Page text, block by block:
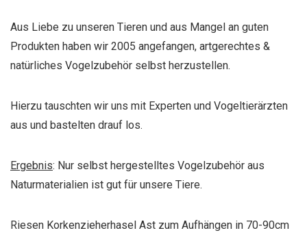
Aus Liebe zu unseren Tieren und aus Mangel an guten
Produkten haben wir 2005 angefangen, artgerechtes &
natürliches Vogelzubehör selbst herzustellen.
Hierzu tauschten wir uns mit Experten und Vogeltierärzten
aus und bastelten drauf los.
Ergebnis: Nur selbst hergestelltes Vogelzubehör aus
Naturmaterialien ist gut für unsere Tiere.
Riesen Korkenzieherhasel Ast zum Aufhängen in 70-90cm